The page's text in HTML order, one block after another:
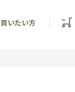
買いたい方